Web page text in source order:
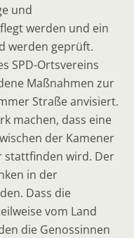
und
werden und ein
werden geprüft.
SPD-Ortsvereins
Maßnahmen zur
Straße anvisiert.
machen, dass eine
der Kamener
stattfinden wird. Der
in der
Dass die
vom Land
die Genossinnen